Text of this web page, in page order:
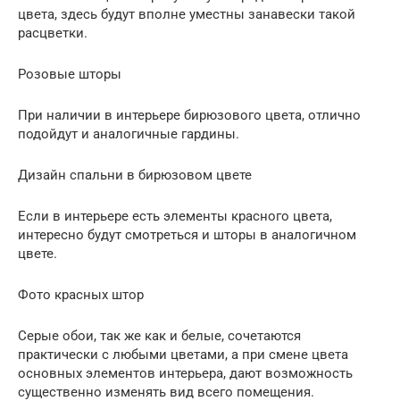
цвета, здесь будут вполне уместны занавески такой
расцветки.
Розовые шторы
При наличии в интерьере бирюзового цвета, отлично
подойдут и аналогичные гардины.
Дизайн спальни в бирюзовом цвете
Если в интерьере есть элементы красного цвета,
интересно будут смотреться и шторы в аналогичном
цвете.
Фото красных штор
Серые обои, так же как и белые, сочетаются
практически с любыми цветами, а при смене цвета
основных элементов интерьера, дают возможность
существенно изменять вид всего помещения.